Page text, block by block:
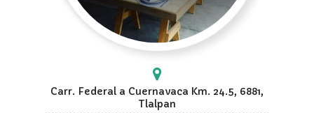
Carr. Federal a Cuernavaca Km. 24.5, 6881,
Tlalpan